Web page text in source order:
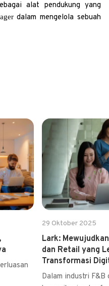
alat pendukung yang
dalam mengelola sebuah
29 Oktober 2025
Lark:
dan Retail yang
Transformasi
Dalam industri